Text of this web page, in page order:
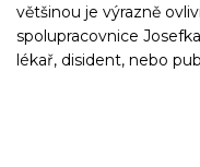
většinou je výrazně
spolupracovnice
lékař, disident, nebo